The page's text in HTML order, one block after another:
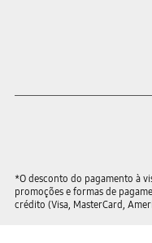
*O desconto do pagamento à
promoções e formas de
crédito (Visa, MasterCard,